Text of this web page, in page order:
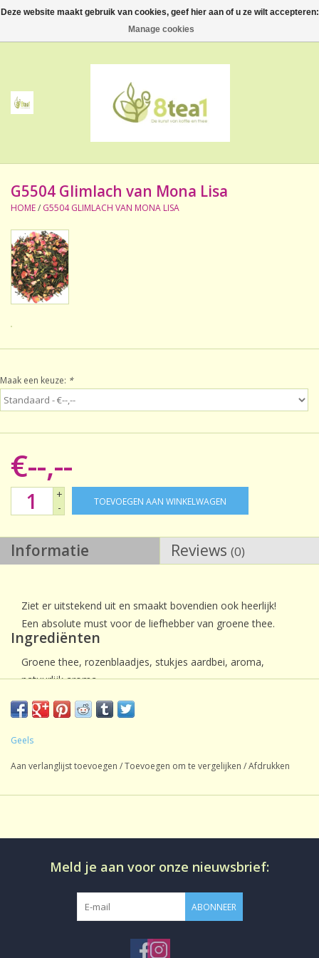
0 Artikelen - €--,--
Thee
Accessoires
NIEUW! Verpakte thee
BeppeDeli en 8tea1
Contact
Sale!
Laatste kans!
G5504 Glimlach van Mona Lisa
HOME/ G5504 GLIMLACH VAN MONA LISA
Maak een keuze: *
€--,--
+
-
TOEVOEGEN AAN WINKELWAGEN
Informatie Reviews (0)
Ziet er uitstekend uit en smaakt bovendien ook heerlijk!
Een absolute must voor de liefhebber van groene thee.
Ingrediënten
Groene thee, rozenblaadjes, stukjes aardbei, aroma,
natuurlijk aroma.
Geels
Aan verlanglijst toevoegen /Toevoegen om te vergelijken /Afdrukken
Meld je aan voor onze nieuwsbrief:
ABONNEER
Deze website maakt gebruik van cookies, geef hier aan of u ze wilt accepteren:
Manage cookies